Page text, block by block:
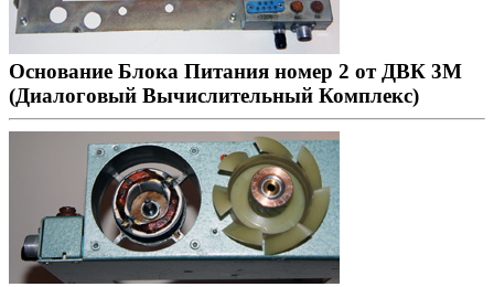
Основание Блока Питания номер 2 от ДВК 3М
(Диалоговый Вычислительный Комплекс)